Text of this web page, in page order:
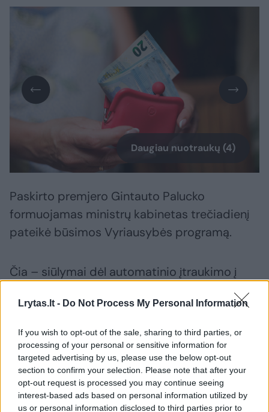
Lrytas.lt - Do Not Process My Personal Information
If you wish to opt-out of the sale, sharing to third parties, or
processing of your personal or sensitive information for
targeted advertising by us, please use the below opt-out
section to confirm your selection. Please note that after your
opt-out request is processed you may continue seeing
interest-based ads based on personal information utilized by
us or personal information disclosed to third parties prior to
Daugiau nuotraukų (4)
Paskirto premjero Gintauto Palucko
formuojamas ministrų kabinetas trečiadienį
pateikė būsimos Vyriausybės programą.
Čia – siūlymai dėl automatinio įtraukimo į
neapmokestinamojo pajamų dydžio (NPD)
artinimo prie minimalios mėnesinės algos
(MMA), didesnės finansinės paramos
šeimoms, taip pat siekis mažinti
biurokratizmą, užsiimti regionų plėtra ir
daugelis kitų svarbių ekonominių aspektų.